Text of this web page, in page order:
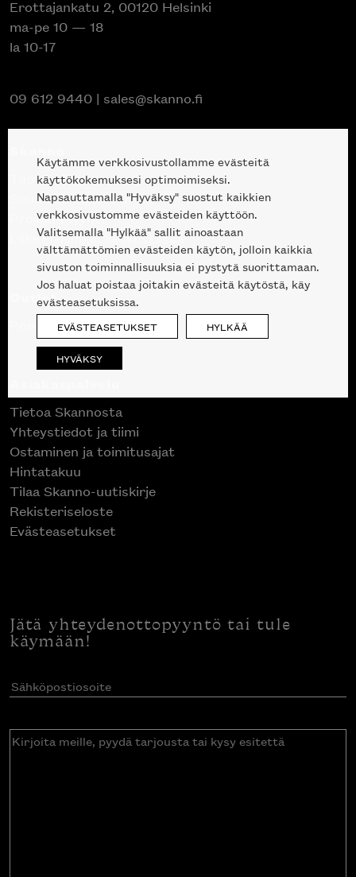
Erottajankatu 2, 00120 Helsinki
ma-pe 10 — 18
la 10-17
09 612 9440 | sales@skanno.fi
Tuotteet
Suunnittelupalvelu
Projektimyynti
Liike Helsingin keskustassa
Outlet
Poistuvat mallikappaleet
Tietoa Skannosta
Yhteystiedot ja tiimi
Ostaminen ja toimitusajat
Hintatakuu
Tilaa Skanno-uutiskirje
Rekisteriseloste
Evästeasetukset
Jätä yhteydenottopyyntö tai tule
käymään!
Sähköpostiosoite(Pakollinen)
Kirjoita
Käytämme verkkosivustollamme evästeitä
käyttökokemuksesi optimoimiseksi.
Napsauttamalla "Hyväksy" suostut kaikkien
verkkosivustomme evästeiden käyttöön.
Valitsemalla "Hylkää" sallit ainoastaan
välttämättömien evästeiden käytön, jolloin kaikkia
sivuston toiminnallisuuksia ei pystytä suorittamaan.
Jos haluat poistaa joitakin evästeitä käytöstä, käy
evästeasetuksissa.
EVÄSTEASETUKSET HYLKÄÄ
HYVÄKSY